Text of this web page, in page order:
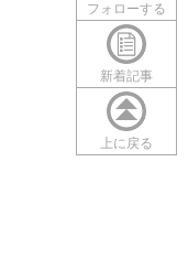
フォローする
新着記事
上に戻る